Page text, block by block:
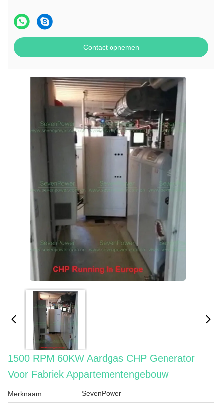
Contact opnemen
1500 RPM 60KW Aardgas CHP Generator
Voor Fabriek Appartementengebouw
Merknaam: SevenPower